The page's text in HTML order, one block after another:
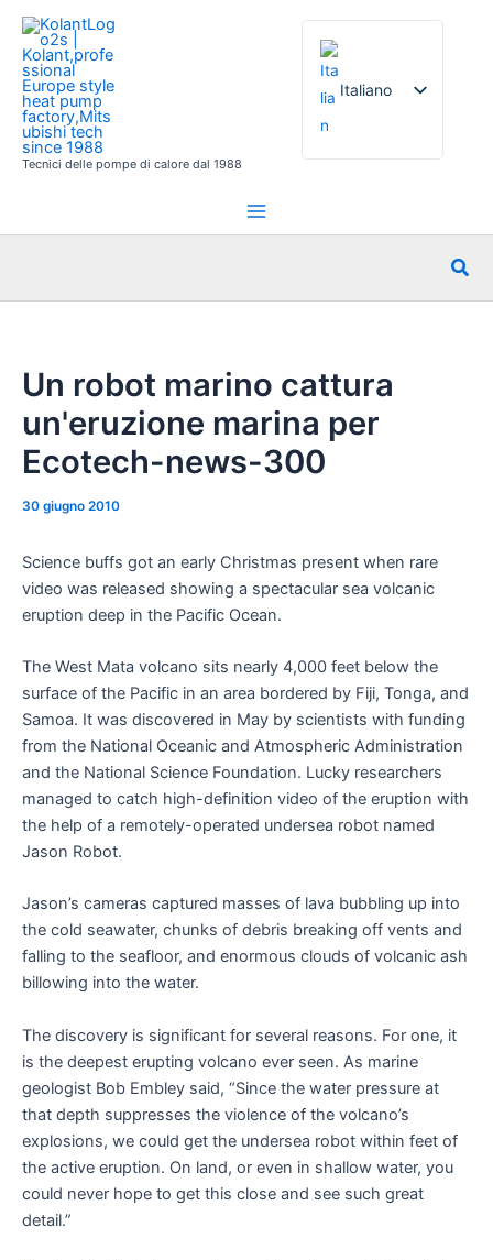
contenuto
Tecnici delle pompe di calore dal 1988
Italiano
English
German
Portuguese
Dutch
Un robot marino cattura
un'eruzione marina per
Ecotech-news-300
30 giugno 2010
Science buffs got an early Christmas present when rare
video was released showing a spectacular sea volcanic
eruption deep in the Pacific Ocean.
The West Mata volcano sits nearly 4,000 feet below the
surface of the Pacific in an area bordered by Fiji, Tonga, and
Samoa. It was discovered in May by scientists with funding
from the National Oceanic and Atmospheric Administration
and the National Science Foundation. Lucky researchers
managed to catch high-definition video of the eruption with
the help of a remotely-operated undersea robot named
Jason Robot.
Jason’s cameras captured masses of lava bubbling up into
the cold seawater, chunks of debris breaking off vents and
falling to the seafloor, and enormous clouds of volcanic ash
billowing into the water.
The discovery is significant for several reasons. For one, it
is the deepest erupting volcano ever seen. As marine
geologist Bob Embley said, “Since the water pressure at
that depth suppresses the violence of the volcano’s
explosions, we could get the undersea robot within feet of
the active eruption. On land, or even in shallow water, you
could never hope to get this close and see such great
detail.”